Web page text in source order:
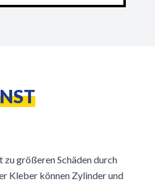
zu größeren Schäden durch
Kleber können Zylinder und